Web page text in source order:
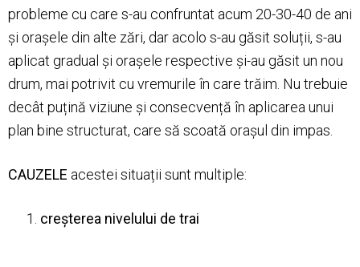
probleme cu care s-au confruntat acum 20-30-40 de ani
și orașele din alte zări, dar acolo s-au găsit soluții, s-au
aplicat gradual și orașele respective și-au găsit un nou
drum, mai potrivit cu vremurile în care trăim. Nu trebuie
decât puțină viziune și consecvență în aplicarea unui
plan bine structurat, care să scoată orașul din impas.
CAUZELE acestei situații sunt multiple:
creșterea nivelului de trai